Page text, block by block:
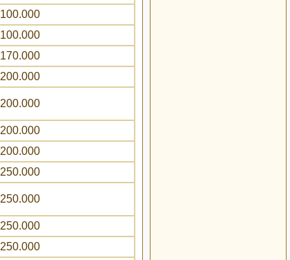
100.000
100.000
170.000
200.000
200.000
200.000
200.000
250.000
250.000
250.000
250.000